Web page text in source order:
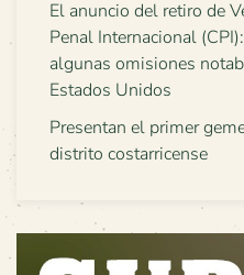
El anuncio del retiro de
Penal Internacional
algunas omisiones
Estados Unidos
Presentan el primer
distrito costarricense